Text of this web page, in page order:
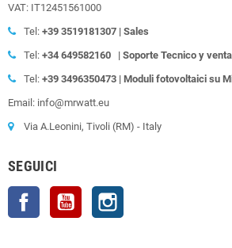
VAT: IT12451561000
Tel: +39 3519181307 | Sales
Tel: +34 649582160 | Soporte Tecnico y
Tel: +39 3496350473 | Moduli fotovoltaici su
Email: info@mrwatt.eu
Via A.Leonini, Tivoli (RM) - Italy
SEGUICI
Facebook YouTube